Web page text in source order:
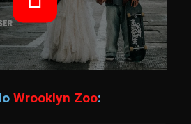
Wrooklyn Zoo: